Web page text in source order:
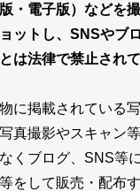
・電子版）などを
ットし、SNSやブ
は法律で禁止されて
に掲載されている
真撮影やスキャン
くブログ、SNS等
をして販売・配布